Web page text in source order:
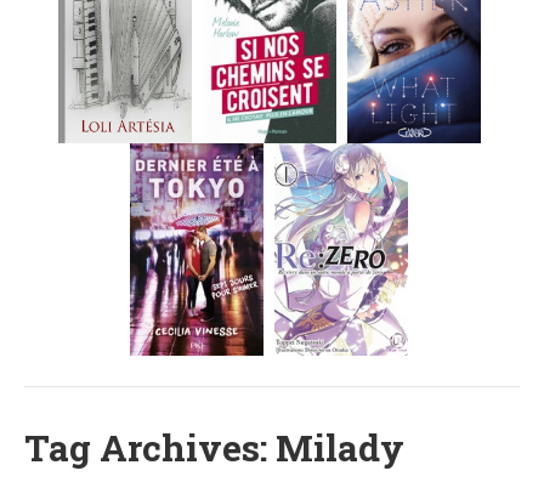
MES CRITIQUES
MES ARTICLES
MARION
MES FUTURES
LECTURES
MES CRITIQUES
MES ARTICLES
MES FUTURES
LECTURES
MES CRITIQUES
MES FUTURES
Tag Archives: Milady